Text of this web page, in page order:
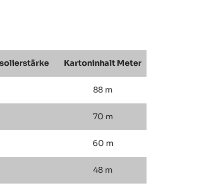
Kartoninhalt Meter
88 m
70 m
60 m
48 m